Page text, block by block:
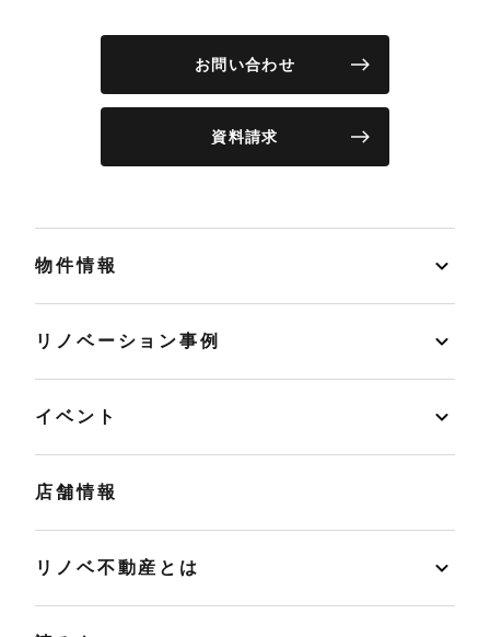
お問い合わせ
資料請求
物件情報
リノベーション事例
イベント
店舗情報
リノベ不動産とは